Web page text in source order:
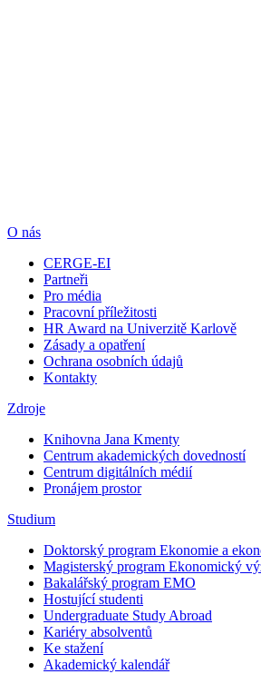
O nás
CERGE-EI
Partneři
Pro média
Pracovní příležitosti
HR Award na Univerzitě Karlově
Zásady a opatření
Ochrana osobních údajů
Kontakty
Zdroje
Knihovna Jana Kmenty
Centrum akademických dovedností
Centrum digitálních médií
Pronájem prostor
Studium
Doktorský program Ekonomie a
Magisterský program Ekonomický
Bakalářský program EMO
Hostující studenti
Undergraduate Study Abroad
Kariéry absolventů
Ke stažení
Akademický kalendář